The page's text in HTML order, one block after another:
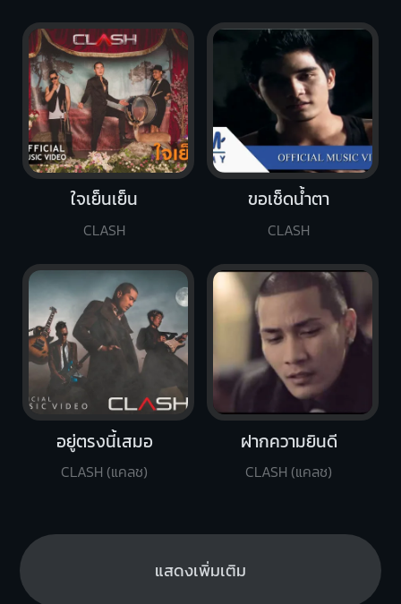
ใจเย็นเย็น
CLASH
ขอเช็ดน้ำตา
CLASH
ฝากความยินดี
CLASH (แคลช)
อยู่ตรงนี้เสมอ
CLASH (แคลช)
แสดงเพิ่มเติม